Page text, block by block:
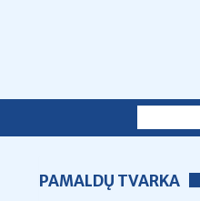
PAMALDŲ TVARKA